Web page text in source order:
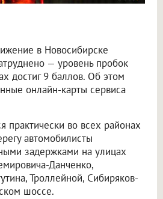
в Новосибирске
— уровень пробок
достиг 9 баллов. Об этом
онлайн-карты сервиса
практически во всех районах
автомобилисты
задержками на улицах
Данченко,
Троллейной, Сибиряков-
шоссе.